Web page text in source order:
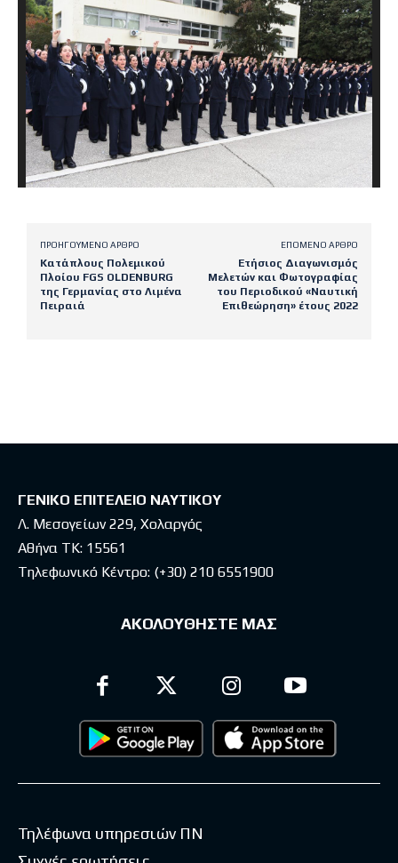
ΠΡΟΗΓΟΎΜΕΝΟ ΆΡΘΡΟ
Κατάπλους Πολεμικού
Πλοίου FGS OLDENBURG
της Γερμανίας στο Λιμένα
Πειραιά
ΕΠΌΜΕΝΟ ΆΡΘΡΟ
Ετήσιος Διαγωνισμός
Μελετών και Φωτογραφίας
του Περιοδικού «Ναυτική
Επιθεώρηση» έτους 2022
ΓΕΝΙΚΟ ΕΠΙΤΕΛΕΙΟ ΝΑΥΤΙΚΟΥ
Λ. Μεσογείων 229, Χολαργός
Αθήνα ΤΚ: 15561
Τηλεφωνικό Κέντρο: (+30) 210 6551900
ΑΚΟΛΟΥΘΗΣΤΕ ΜΑΣ
Τηλέφωνα υπηρεσιών ΠΝ